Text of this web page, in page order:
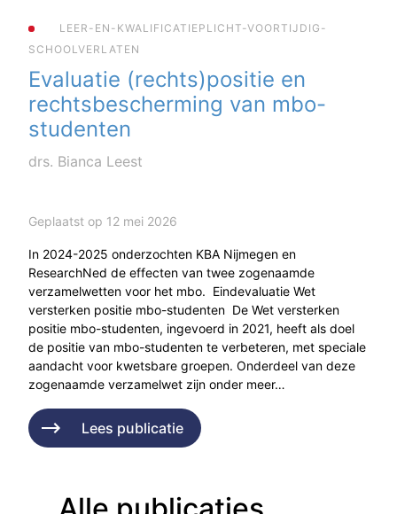
LEER-EN-KWALIFICATIEPLICHT-VOORTIJDIG-
SCHOOLVERLATEN
Evaluatie (rechts)positie en
rechtsbescherming van mbo-
studenten
drs. Bianca Leest
Geplaatst op 12 mei 2026
In 2024-2025 onderzochten KBA Nijmegen en
ResearchNed de effecten van twee zogenaamde
verzamelwetten voor het mbo. Eindevaluatie Wet
versterken positie mbo-studenten De Wet versterken
positie mbo-studenten, ingevoerd in 2021, heeft als doel
de positie van mbo-studenten te verbeteren, met speciale
aandacht voor kwetsbare groepen. Onderdeel van deze
zogenaamde verzamelwet zijn onder meer…
Lees publicatie